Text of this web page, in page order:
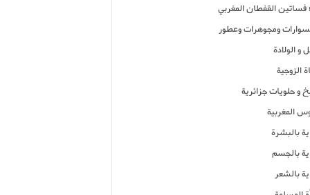
فساتين القفطان المغربي
ومجوهرات وعطور
و الولادة
الزوجية
و حلويات جزائرية
المغربية
بالبشرة
بالجسم
بالشعر